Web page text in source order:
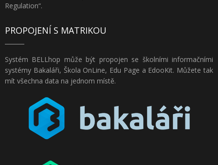
Regulation“.
PROPOJENÍ S MATRIKOU
Systém BELLhop může být propojen se školními informačními
systémy Bakaláři, Škola OnLine, Edu Page a EdooKit. Můžete tak
mít všechna data na jednom místě.